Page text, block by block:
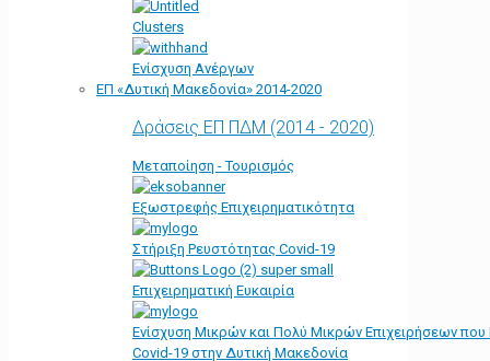
Clusters
Ενίσχυση Ανέργων
ΕΠ «Δυτική Μακεδονία» 2014-2020
Δράσεις ΕΠ ΠΔΜ (2014 - 2020)
Μεταποίηση - Τουρισμός
Εξωστρεφής Επιχειρηματικότητα
Στήριξη Ρευστότητας Covid-19
Επιχειρηματική Ευκαιρία
Ενίσχυση Μικρών και Πολύ Μικρών Επιχειρήσεων
Covid-19 στην Δυτική Μακεδονία